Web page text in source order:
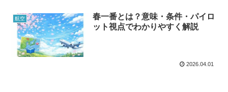
航空
春一番とは？意味・条件・パイロ
ット視点でわかりやすく解説
2026.04.01